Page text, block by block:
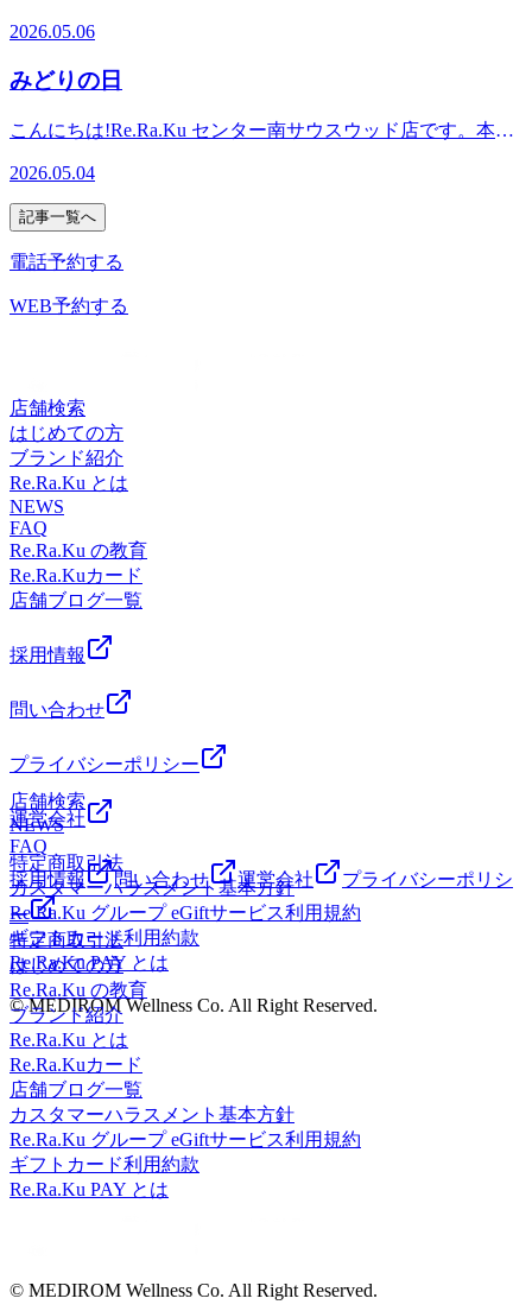
気軽にご来店ください。
ものはお水がおすすめです。珈琲やアルコールだと利尿作用
杯のお水を意識してみてくださいね☆本日も皆様のご来店を
に人気です!平日も埋まりやすい時間帯はありますが比較的
気軽にお電話でお問い合わせください。リラクゼーションス
タジオマッサージ・整体ファンにも気持ちいいと大好評!話
題のオリジナル「肩甲骨ストレッチ付ボディケア」で健康の
ための“予防”のボディケア始めませんか?≪アクセス≫最寄
駅センター北駅、あざみ野駅、中山駅、仲町台駅、日吉駅か
ひお越しください^^本日も皆様のご来店を心よりお待ちして
も埋まりやすい時間帯はありますが比較的空きがあります!
※ご予約状況は変わることがあります。お気軽にお電話でお
問い合わせください。リラクゼーションスタジオマッサー
「肩甲骨ストレッチ付ボディケア」で健康のための“予防”の
鉄ブルーライン/グリーンライン センター南駅センター北
しやすい!≪場所≫センター南駅1番出口から徒歩1分!横浜市
都筑区茅ケ崎中央6-1Southwood(サウスウッド)3Fお気軽にご
来店ください。
の良い晴れの日が多かったですね♪お出かけされた方、家で
れがドッと気やすいので、お身体のケアも忘れず行ってあげ
ださい(^^)/本日も皆様のご来店を心よりお待ちしておりま
す。直近の予約状況は、土日祝が特に人気です!平日も埋ま
りやすい時間帯はありますが比較的空きがあります!※ご予
約状況は変わることがあります。お気軽にお電話でお問い合
わせください。リラクゼーションスタジオマッサージ・整体
ファンにも気持ちいいと大好評!話題のオリジナル「肩甲骨
ア始めませんか?≪アクセス≫最寄駅:横浜市営地下鉄ブルー
ケ崎中央6-1Southwood(サウスウッド)3Fお気軽にご来店くだ
さい。
2026.05.06
みどりの日
こんにちは!Re.Ra.Ku センター南サウスウッド店です。本日
だそうです。植物の良さに気づいたのは恥ずかしながらここ
数年で、最近は観葉植物を家に置くようになりました^^イン
テリアとしてはもちろん、空気洗浄やリラックス効果も期待
できるのでおすすめです!おすすめの観葉植物がありました
しております。直近の予約状況は、土日祝が特に人気です!
ージ・整体ファンにも気持ちいいと大好評!話題のオリジナ
ル「肩甲骨ストレッチ付ボディケア」で健康のための“予
防”のボディケア始めませんか?≪アクセス≫最寄駅:横浜市
営地下鉄ブルーライン/グリーンライン センター南駅センタ
ー北駅、あざみ野駅、中山駅、仲町台駅、日吉駅からもアク
セスしやすい!≪場所≫センター南駅1番出口から徒歩1分!横
浜市都筑区茅ケ崎中央6-1Southwood(サウスウッド)3Fお気軽
にご来店ください。
2026.05.04
記事一覧へ
電話予約する
WEB予約する
店舗検索
はじめての方
ブランド紹介
Re.Ra.Ku とは
NEWS
FAQ
Re.Ra.Ku の教育
Re.Ra.Kuカード
店舗ブログ一覧
採用情報
問い合わせ
プライバシーポリシー
運営会社
特定商取引法
カスタマーハラスメント基本方針
Re.Ra.Ku グループ eGiftサービス利用規約
ギフトカード利用約款
Re.Ra.Ku PAY とは
© MEDIROM Wellness Co. All Right Reserved.
店舗検索
NEWS
FAQ
採用情報
問い合わせ 運営会社
プライバシーポリシ
ー
特定商取引法
はじめての方
Re.Ra.Ku の教育
ブランド紹介
Re.Ra.Ku とは
Re.Ra.Kuカード
店舗ブログ一覧
カスタマーハラスメント基本方針
Re.Ra.Ku グループ eGiftサービス利用規約
ギフトカード利用約款
Re.Ra.Ku PAY とは
© MEDIROM Wellness Co. All Right Reserved.